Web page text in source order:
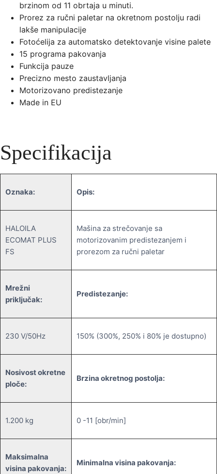
brzinom od 11 obrtaja u minuti.
Prorez za ručni paletar na okretnom postolju radi
lakše manipulacije
Fotoćelija za automatsko detektovanje visine palete
15 programa pakovanja
Funkcija pauze
Precizno mesto zaustavljanja
Motorizovano predistezanje
Made in EU
Specifikacija
Oznaka: Opis:
HALOILA
ECOMAT PLUS
FS
Mašina za strečovanje sa
motorizovanim predistezanjem i
prorezom za ručni paletar
Mrežni
priključak:
Predistezanje:
230 V/50Hz 150% (300%, 250% i 80% je dostupno)
Nosivost okretne
ploče:
Brzina okretnog postolja:
1.200 kg 0 -11 [obr/min]
Maksimalna
visina pakovanja:
Minimalna visina pakovanja: